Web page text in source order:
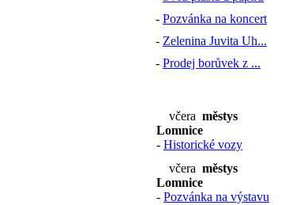
- Pozvánka na koncert
- Zelenina Juvita Uh...
- Prodej borůvek z ...
včera městys
Lomnice
- Historické vozy
včera městys
Lomnice
- Pozvánka na výstavu